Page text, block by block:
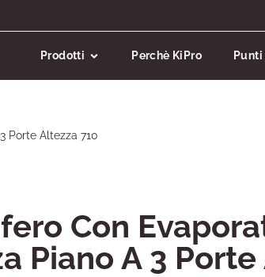
Prodotti Perchè KiPro
Porte Altezza 710
Con
Piano A 3